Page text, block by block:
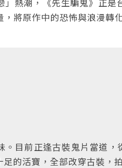
將原作中的恐怖與浪漫轉
目前正逢古裝鬼片當道
的活寶，全部改穿古裝，